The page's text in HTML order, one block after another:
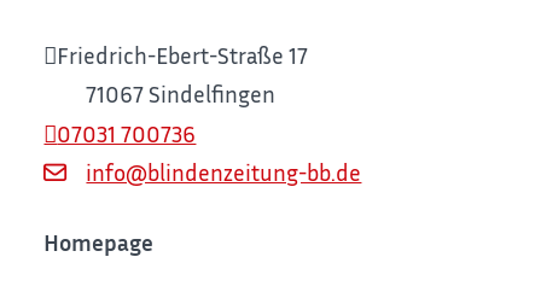
Friedrich-Ebert-Straße 17
71067 Sindelfingen
info@blindenzeitung-bb.de
07031 700736
Homepage